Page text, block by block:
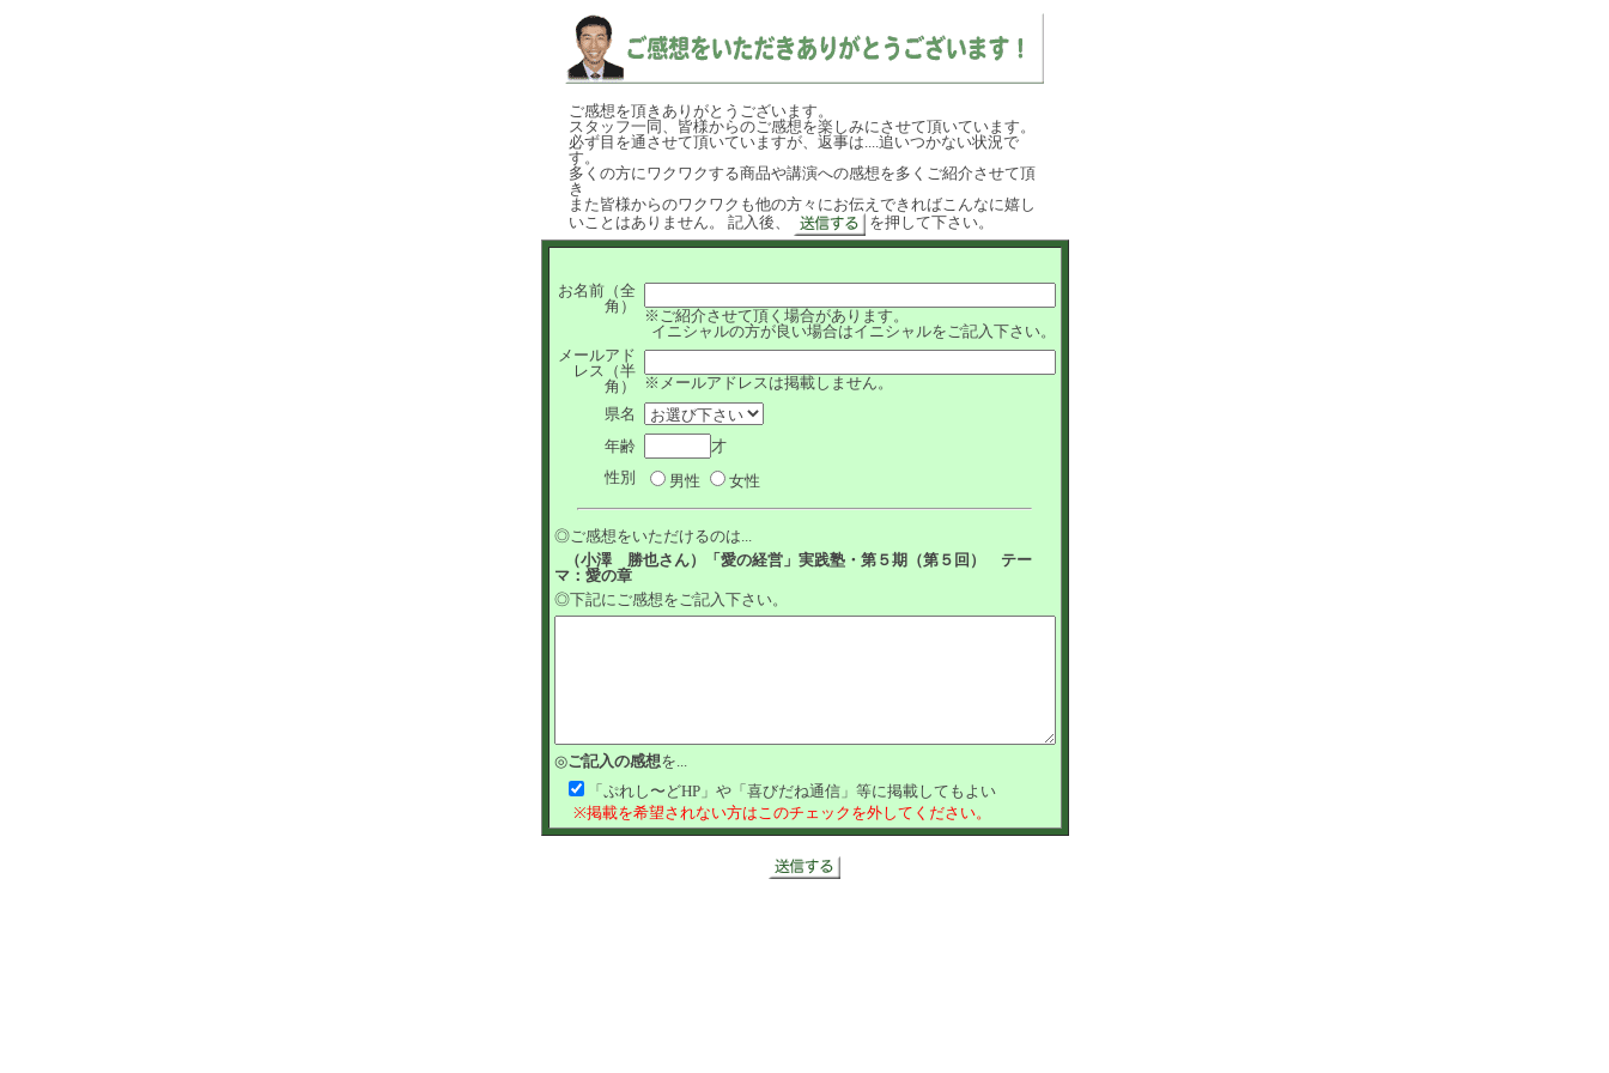
ご感想を頂きありがとうございます。
スタッフ一同、皆様からのご感想を楽しみにさせて頂いています。
必ず目を通させて頂いていますが、返事は....追いつかない状況で
す。
多くの方にワクワクする商品や講演への感想を多くご紹介させて頂
き
また皆様からのワクワクも他の方々にお伝えできればこんなに嬉し
いことはありません。 記入後、
を押して下さい。
お名前（全
角）
※ご紹介させて頂く場合があります。
イニシャルの方が良い場合はイニシャルをご記入下さい。
メールアド
レス（半
角）
※メールアドレスは掲載しません。
県名
年齢
才
性別
男性 女性
◎ご感想をいただけるのは...
（小澤 勝也さん）「愛の経営」実践塾・第５期（第５回） テー
マ：愛の章
◎下記にご感想をご記入下さい。
◎ご記入の感想を...
「ぷれし〜どHP」や「喜びだね通信」等に掲載してもよい
※掲載を希望されない方はこのチェックを外してください。